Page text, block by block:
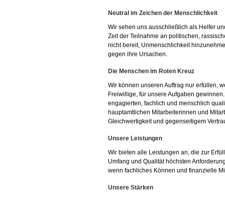
Neutral im Zeichen der Menschlichkeit
Wir sehen uns ausschließlich als Helfer
Zeit der Teilnahme an politischen,
nicht bereit, Unmenschlichkeit
gegen ihre Ursachen.
Die Menschen im Roten Kreuz
Wir können unseren Auftrag nur erfüllen,
Freiwillige, für unsere Aufgaben
engagierten, fachlich und menschlich
hauptamtlichen Mitarbeiterinnen und
Gleichwertigkeit und gegenseitigem
Unsere Leistungen
Wir bieten alle Leistungen an, die zur
Umfang und Qualität höchsten
wenn fachliches Können und finanzielle
Unsere Stärken